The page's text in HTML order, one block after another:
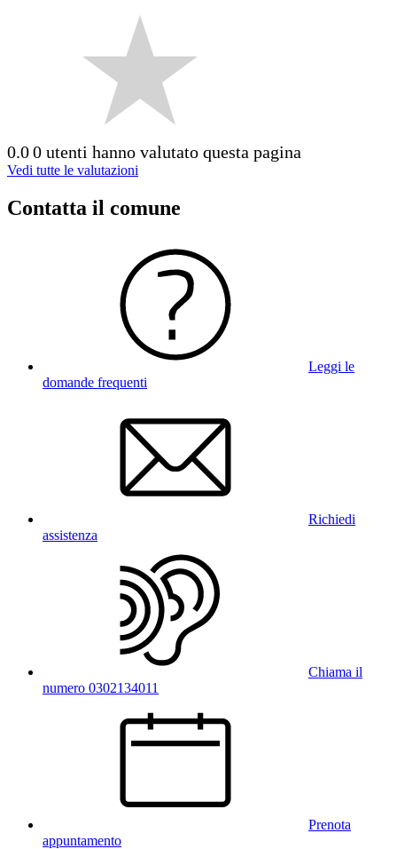
0.00 utenti hanno valutato questa pagina
Vedi tutte le valutazioni
Contatta il comune
Leggi le
domande frequenti
Richiedi
assistenza
Chiama il
numero 0302134011
Prenota
appuntamento